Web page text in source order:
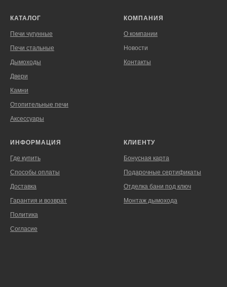
КАТАЛОГ
Печи чугунные
Печи стальные
Дымоходы
Двери
Камни
Отопительные печи
Аксессуары
КОМПАНИЯ
О компании
Новости
Контакты
ИНФОРМАЦИЯ
Где купить
Способы оплаты
Доставка
Гарантия и возврат
Политика
Согласие
КЛИЕНТУ
Бонусная карта
Подарочные сертификаты
Отделка бани под ключ
Монтаж дымохода